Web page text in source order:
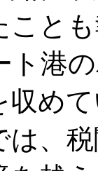
こと
ト港
収め
は、